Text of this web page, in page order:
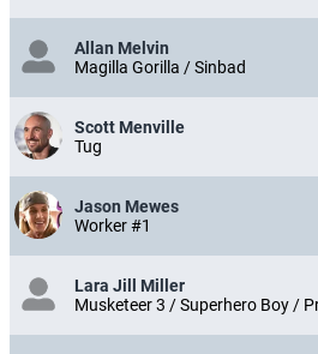
Allan Melvin
Magilla Gorilla / Sinbad
Scott Menville
Tug
Jason Mewes
Worker #1
Lara Jill Miller
Musketeer 3 / Superhero Boy /